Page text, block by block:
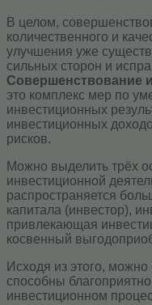
В целом,
количественного и
улучшения уже
сильных сторон и
Совершенствование
это комплекс мер по
инвестиционных
инвестиционных
рисков.
Можно выделить трёх
инвестиционной
распространяется
капитала (инвестор),
привлекающая
косвенный
Исходя из этого,
способны
инвестиционном